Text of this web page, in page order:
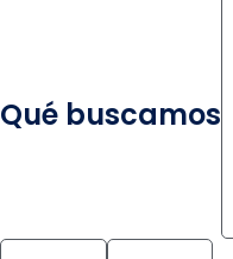
Qué buscamos